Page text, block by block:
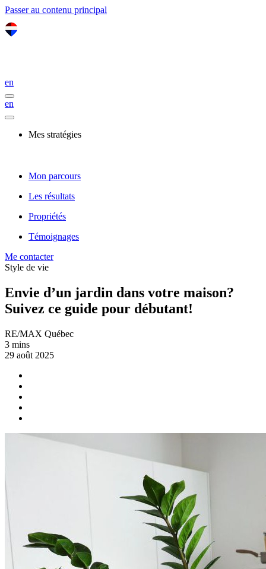
Passer au contenu principal
en
en
Mes stratégies
Mon parcours
Les résultats
Propriétés
Témoignages
Me contacter
Style de vie
Envie d’un jardin dans votre maison?
Suivez ce guide pour débutant!
RE/MAX Québec
3 mins
29 août 2025